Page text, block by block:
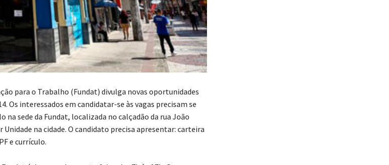
para o Trabalho (Fundat) divulga novas oportunidades
Os interessados em candidatar-se às vagas precisam se
na sede da Fundat, localizada no calçadão da rua João
Unidade na cidade. O candidato precisa apresentar: carteira
e currículo.